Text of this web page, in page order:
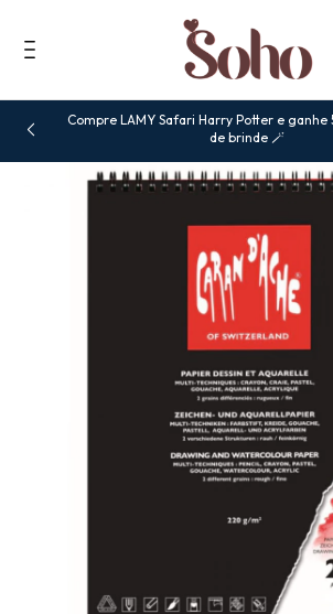
Compre LAMY Safari Harry Potter e ganhe
de brinde 🪄